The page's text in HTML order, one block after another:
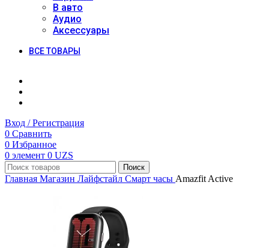
В авто
Аудио
Аксессуары
ВСЕ ТОВАРЫ
Вход / Регистрация
0 Сравнить
0 Избранное
0 элемент 0 UZS
Поиск
Главная Магазин Лайфстайл Смарт часы Amazfit Active